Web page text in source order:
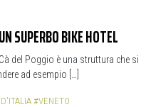
SUPERBO BIKE HOTEL
del Poggio è una struttura che si
ad esempio […]
#VENETO